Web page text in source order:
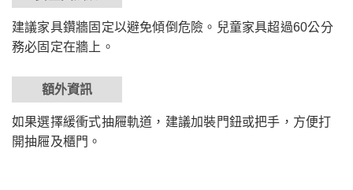
建議家具鑽牆固定以避免傾倒危險。兒童家具超過60公分
務必固定在牆上。
額外資訊
如果選擇緩衝式抽屜軌道，建議加裝門鈕或把手，方便打
開抽屜及櫃門。